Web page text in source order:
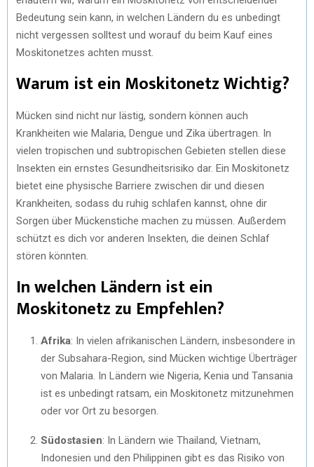
Bedeutung sein kann, in welchen Ländern du es unbedingt
nicht vergessen solltest und worauf du beim Kauf eines
Moskitonetzes achten musst.
Warum ist ein Moskitonetz Wichtig?
Mücken sind nicht nur lästig, sondern können auch
Krankheiten wie Malaria, Dengue und Zika übertragen. In
vielen tropischen und subtropischen Gebieten stellen diese
Insekten ein ernstes Gesundheitsrisiko dar. Ein Moskitonetz
bietet eine physische Barriere zwischen dir und diesen
Krankheiten, sodass du ruhig schlafen kannst, ohne dir
Sorgen über Mückenstiche machen zu müssen. Außerdem
schützt es dich vor anderen Insekten, die deinen Schlaf
stören könnten.
In welchen Ländern ist ein
Moskitonetz zu Empfehlen?
Afrika: In vielen afrikanischen Ländern, insbesondere in
der Subsahara-Region, sind Mücken wichtige Überträger
von Malaria. In Ländern wie Nigeria, Kenia und Tansania
ist es unbedingt ratsam, ein Moskitonetz mitzunehmen
oder vor Ort zu besorgen.
Südostasien: In Ländern wie Thailand, Vietnam,
Indonesien und den Philippinen gibt es das Risiko von